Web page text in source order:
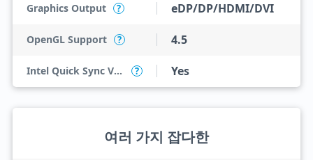
Graphics Output ? eDP/DP/HDMI/DVI
OpenGL Support ? 4.5
Intel Quick Sync Video ? Yes
여러 가지 잡다한